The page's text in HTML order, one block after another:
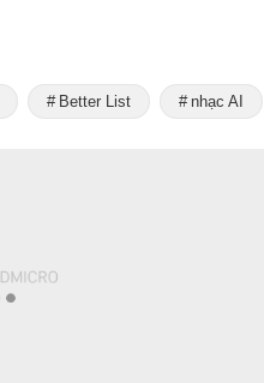
Better List nhạc AI